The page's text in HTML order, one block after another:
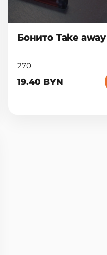
Бонито Take away
270
19.40 BYN